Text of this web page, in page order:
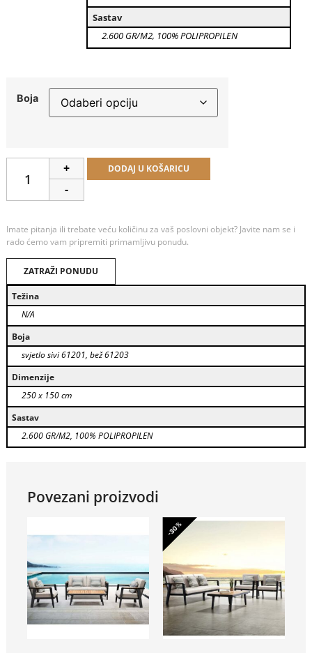
Sastav
2.600 GR/M2, 100% POLIPROPILEN
Boja
+
-
DODAJ U KOŠARICU
Imate pitanja ili trebate veću količinu za vaš poslovni objekt? Javite nam se i
rado ćemo vam pripremiti primamljivu ponudu.
ZATRAŽI PONUDU
Težina
N/A
Boja
svjetlo sivi 61201, bež 61203
Dimenzije
250 x 150 cm
Sastav
2.600 GR/M2, 100% POLIPROPILEN
Povezani proizvodi
-30%